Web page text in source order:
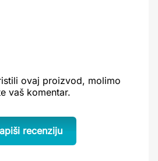
ovaj proizvod, molimo
vaš komentar.
recenziju